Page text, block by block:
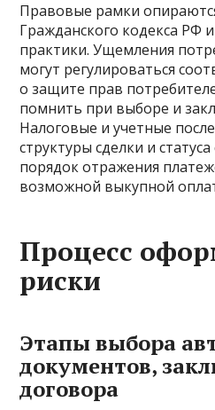
Правовые рамки
Гражданского кодекса РФ
практики. Ущемления
могут регулироваться
о защите прав
помнить при выборе и
Налоговые и учетные
структуры сделки и
порядок отражения
возможной выкупной
Процесс
риски
Этапы выбора
документов,
договора